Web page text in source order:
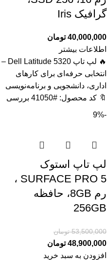
گرافیک Iris
40,000,000 تومان
اطلاعات بیشتر
🔥 لپ تاپ Dell Latitude 5320 –
انتخابی حرفه‌ای برای کارهای
اداری، دانشجویی و برنامه‌نویسی
🔖 کد محصول: #41050 بررسی
-9%
لپ تاپ استوک
SURFACE PRO 5 ،
رم 8GB، حافظه
256GB
53,500,000 تومان
48,900,000 تومان
افزودن به سبد خرید